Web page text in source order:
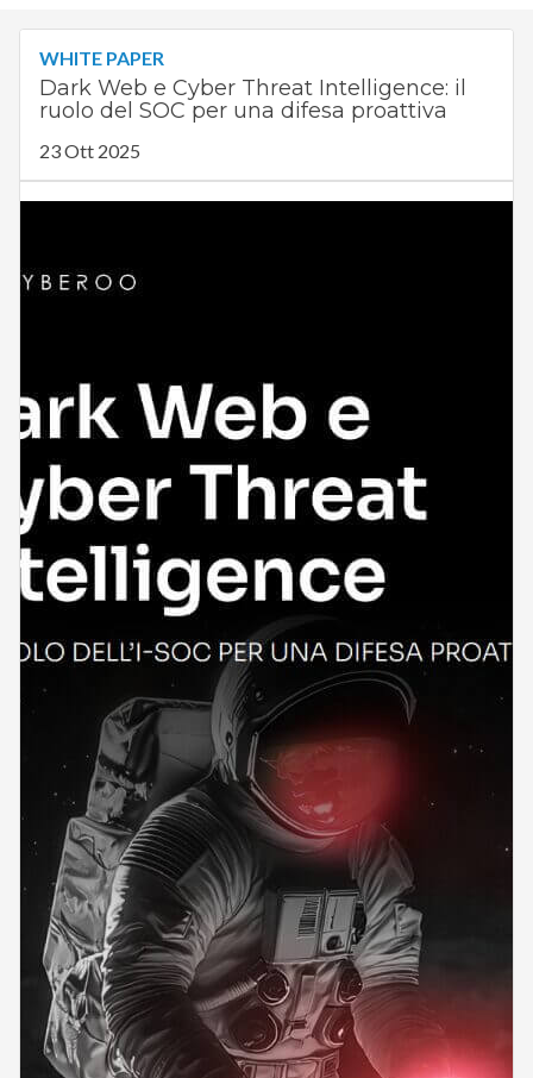
WHITE PAPER
Dark Web e Cyber Threat Intelligence: il
ruolo del SOC per una difesa proattiva
23 Ott 2025